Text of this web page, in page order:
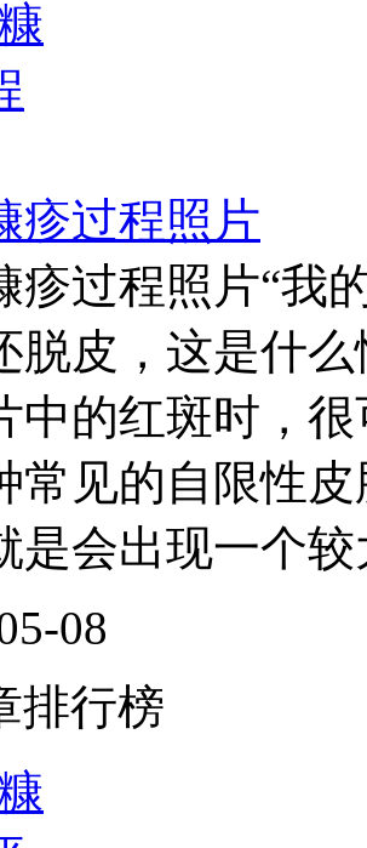
疹过程照片
疹过程照片“我
脱皮，这是什
中的红斑时，
常见的自限性
是会出现一个
08
排行榜